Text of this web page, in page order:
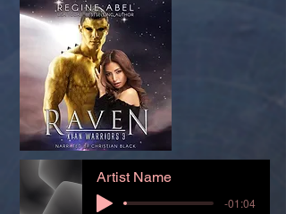
Artist Name
-01:04